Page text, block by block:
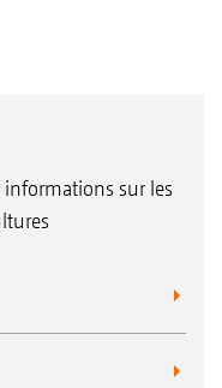
informations sur les